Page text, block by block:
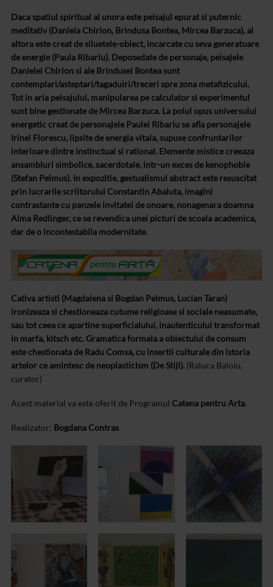
Daca spatiul spiritual al unora este peisajul epurat si puternic
meditativ (Daniela Chirion, Brindusa Bontea, Mircea Barzuca), al
altora este creat de siluetele-obiect, incarcate cu seva generatoare
de energie (Paula Ribariu). Deposedate de personaje, peisajele
Danielei Chirion si ale Brindusei Bontea sunt
contemplari/asteptari/tagaduiri/treceri spre zona metafizicului.
Tot in aria peisajului, manipularea pe calculator si experimentul
sunt bine gestionatede Mircea Barzuca. La polul opus universului
energetic creat de personajele Paulei Ribariu se afla personajele
Irinei Florescu, lipsite de energia vitala, supuse confruntarilor
interioare dintre instinctual si rational. Elemente mistice creeaza
ansambluri simbolice, sacerdotale, intr-un exces de kenophobie
(Stefan Pelmus). In expozitie, gestualismul abstract este resuscitat
prin lucrarile scriitorului Constantin Abaluta, imagini
contrastante cu panzele invitatei deonoare, nonagenara doamna
Alma Redlinger, ce se revendica unei picturi de scoala academica,
dar de o incontestabila modernitate.
Cativa artisti (Magdalena si Bogdan Pelmus, Lucian Taran)
ironizeaza si chestioneaza cutume religioase si sociale neasumate,
sau tot ceeace apartine superficialului, inautenticului transformat
in marfa, kitsch etc. Gramatica formala a obiectului de consum
este chestionata de Radu Comsa, cu insertii culturale din istoria
artelor ce amintesc de neoplasticism (De Stijl). (Raluca Baloiu,
curator)
Acest material va este oferit de Programul Catena pentru Arta.
Realizator: Bogdana Contras